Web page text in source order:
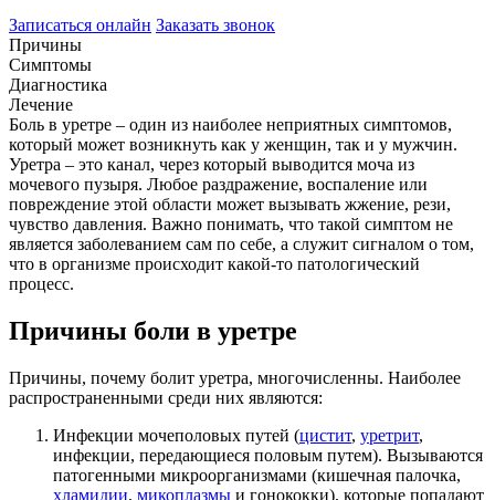
Записаться онлайн Заказать звонок
Причины
Симптомы
Диагностика
Лечение
Боль в уретре – один из наиболее неприятных симптомов,
который может возникнуть как у женщин, так и у мужчин.
Уретра – это канал, через который выводится моча из
мочевого пузыря. Любое раздражение, воспаление или
повреждение этой области может вызывать жжение, рези,
чувство давления. Важно понимать, что такой симптом не
является заболеванием сам по себе, а служит сигналом о том,
что в организме происходит какой-то патологический
процесс.
Причины боли в уретре
Причины, почему болит уретра, многочисленны. Наиболее
распространенными среди них являются:
Инфекции мочеполовых путей (цистит, уретрит,
инфекции, передающиеся половым путем). Вызываются
патогенными микроорганизмами (кишечная палочка,
хламидии, микоплазмы и гонококки), которые попадают